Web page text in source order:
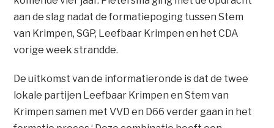
aan de slag nadat de formatiepoging tussen Stem
van Krimpen, SGP, Leefbaar Krimpen en het CDA
vorige week strandde.
De uitkomst van de informatieronde is dat de twee
lokale partijen Leefbaar Krimpen en Stem van
Krimpen samen met VVD en D66 verder gaan in het